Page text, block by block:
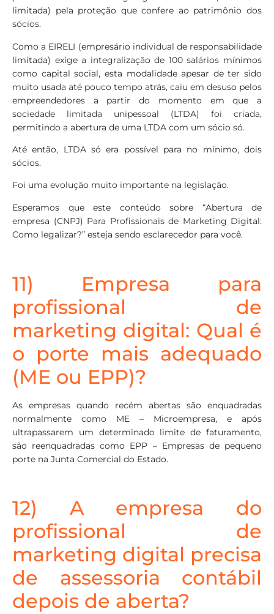
limitada) pela proteção que confere ao patrimônio dos
sócios.
Como a EIRELI (empresário individual de responsabilidade
limitada) exige a integralização de 100 salários mínimos
como capital social, esta modalidade apesar de ter sido
muito usada até pouco tempo atrás, caiu em desuso pelos
empreendedores a partir do momento em que a
sociedade limitada unipessoal (LTDA) foi criada,
permitindo a abertura de uma LTDA com um sócio só.
Até então, LTDA só era possível para no mínimo, dois
sócios.
Foi uma evolução muito importante na legislação.
Esperamos que este conteúdo sobre “Abertura de
empresa (CNPJ) Para Profissionais de Marketing Digital:
Como legalizar?” esteja sendo esclarecedor para você.
11) Empresa para
profissional de
marketing digital: Qual é
o porte mais adequado
(ME ou EPP)?
As empresas quando recém abertas são enquadradas
normalmente como ME – Microempresa, e após
ultrapassarem um determinado limite de faturamento,
são reenquadradas como EPP – Empresas de pequeno
porte na Junta Comercial do Estado.
12) A empresa do
profissional de
marketing digital precisa
de assessoria contábil
depois de aberta?